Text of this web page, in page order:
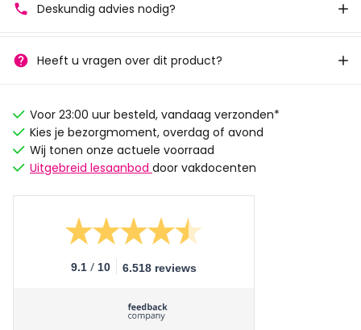
Deskundig advies nodig?
Heeft u vragen over dit product?
Voor 23:00 uur besteld, vandaag verzonden*
Kies je bezorgmoment, overdag of avond
Wij tonen onze actuele voorraad
Uitgebreid lesaanbod door vakdocenten
9.1 / 10 6.518 reviews